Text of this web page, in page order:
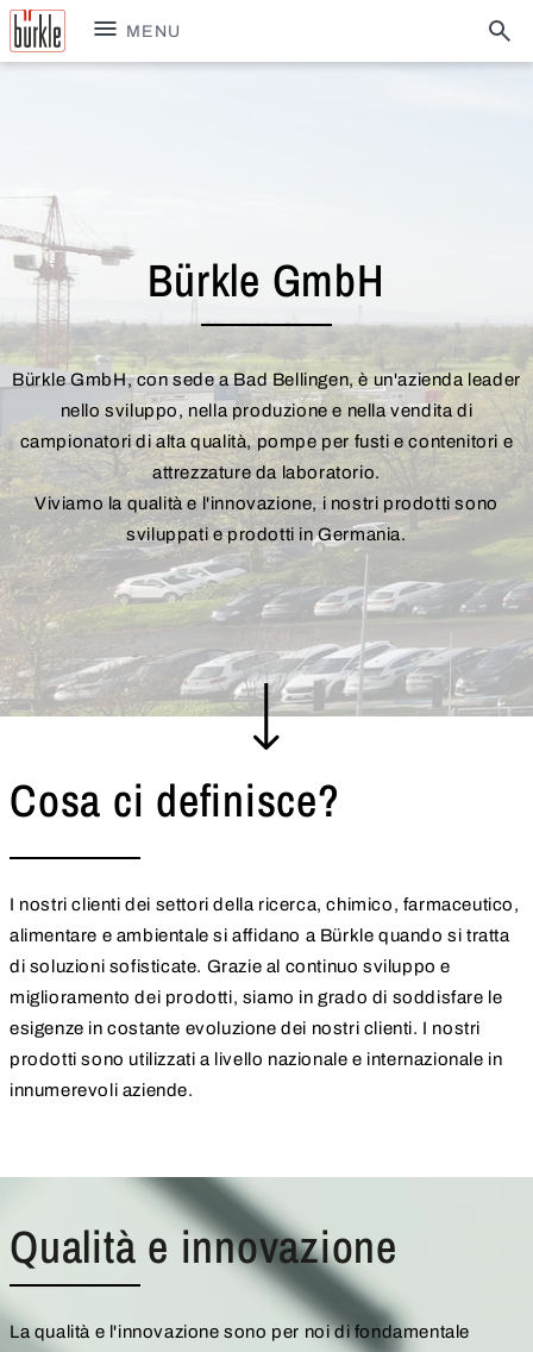
MENU
Bürkle GmbH
Bürkle GmbH, con sede a Bad Bellingen, è un'azienda leader
nello sviluppo, nella produzione e nella vendita di
campionatori di alta qualità, pompe per fusti e contenitori e
attrezzature da laboratorio.
Viviamo la qualità e l'innovazione, i nostri prodotti sono
sviluppati e prodotti in Germania.
Cosa ci definisce?
I nostri clienti dei settori della ricerca, chimico, farmaceutico,
alimentare e ambientale si affidano a Bürkle quando si tratta
di soluzioni sofisticate. Grazie al continuo sviluppo e
miglioramento dei prodotti, siamo in grado di soddisfare le
esigenze in costante evoluzione dei nostri clienti. I nostri
prodotti sono utilizzati a livello nazionale e internazionale in
innumerevoli aziende.
Qualità e innovazione
La qualità e l'innovazione sono per noi di fondamentale